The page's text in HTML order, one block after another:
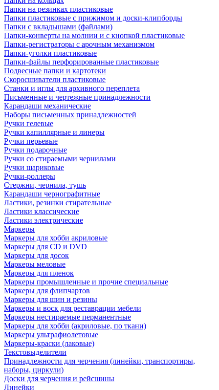
Папки на резинках пластиковые
Папки пластиковые с прижимом и доски-клипборды
Папки с вкладышами (файлами)
Папки-конверты на молнии и с кнопкой пластиковые
Папки-регистраторы с арочным механизмом
Папки-уголки пластиковые
Папки-файлы перфорированные пластиковые
Подвесные папки и картотеки
Скоросшиватели пластиковые
Станки и иглы для архивного переплета
Письменные и чертежные принадлежности
Карандаши механические
Наборы письменных принадлежностей
Ручки гелевые
Ручки капиллярные и линеры
Ручки перьевые
Ручки подарочные
Ручки со стираемыми чернилами
Ручки шариковые
Ручки-роллеры
Стержни, чернила, тушь
Карандаши чернографитные
Ластики, резинки стирательные
Ластики классические
Ластики электрические
Маркеры
Маркеры для хобби акриловые
Маркеры для CD и DVD
Маркеры для досок
Маркеры меловые
Маркеры для пленок
Маркеры промышленные и прочие специальные
Маркеры для флипчартов
Маркеры для шин и резины
Маркеры и воск для реставрации мебели
Маркеры нестираемые перманентные
Маркеры для хобби (акриловые, по ткани)
Маркеры ультрафиолетовые
Маркеры-краски (лаковые)
Текстовыделители
Принадлежности для черчения (линейки, транспортиры,
наборы, циркули)
Доски для черчения и рейсшины
Линейки